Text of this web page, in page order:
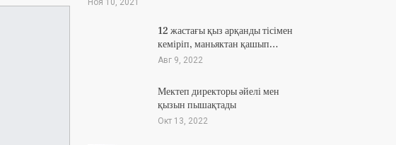
Ноя 10, 2021
12 жастағы қыз арқанды тісімен
кеміріп, маньяктан қашып…
Авг 9, 2022
Мектеп директоры әйелі мен
қызын пышақтады
Окт 13, 2022